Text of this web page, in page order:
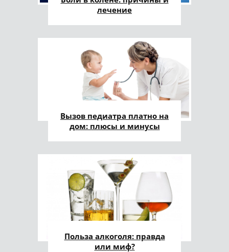
лечение
Вызов педиатра платно на
дом: плюсы и минусы
Польза алкоголя: правда
или миф?